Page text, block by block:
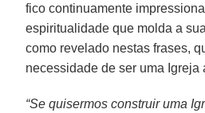
fico continuamente
espiritualidade que molda a
como revelado nestas frases,
necessidade de ser uma Igreja
“Se quisermos construir uma